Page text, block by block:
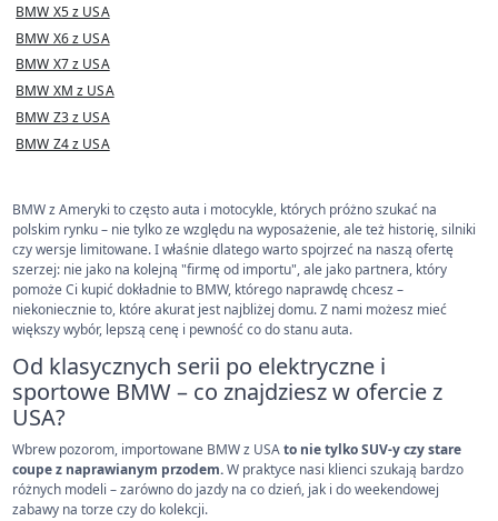
BMW X5 z USA
BMW X6 z USA
BMW X7 z USA
BMW XM z USA
BMW Z3 z USA
BMW Z4 z USA
BMW z Ameryki to często auta i motocykle, których próżno szukać na
polskim rynku – nie tylko ze względu na wyposażenie, ale też historię, silniki
czy wersje limitowane. I właśnie dlatego warto spojrzeć na naszą ofertę
szerzej: nie jako na kolejną "firmę od importu", ale jako partnera, który
pomoże Ci kupić dokładnie to BMW, którego naprawdę chcesz –
niekoniecznie to, które akurat jest najbliżej domu. Z nami możesz mieć
większy wybór, lepszą cenę i pewność co do stanu auta.
Od klasycznych serii po elektryczne i
sportowe BMW – co znajdziesz w ofercie z
USA?
Wbrew pozorom, importowane BMW z USAto nie tylko SUV-y czy stare
coupe z naprawianym przodem.W praktyce nasi klienci szukają bardzo
różnych modeli – zarówno do jazdy na co dzień, jak i do weekendowej
zabawy na torze czy do kolekcji.